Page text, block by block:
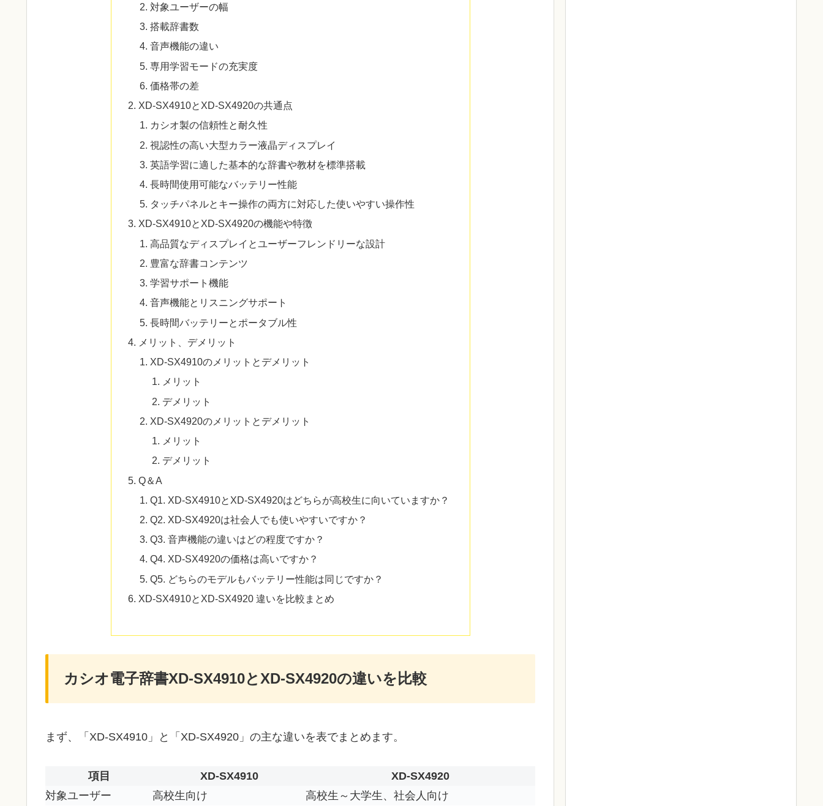
対象ユーザーの幅
搭載辞書数
音声機能の違い
専用学習モードの充実度
価格帯の差
XD-SX4910とXD-SX4920の共通点
カシオ製の信頼性と耐久性
視認性の高い大型カラー液晶ディスプレイ
英語学習に適した基本的な辞書や教材を標準搭載
長時間使用可能なバッテリー性能
タッチパネルとキー操作の両方に対応した使いやすい操作性
XD-SX4910とXD-SX4920の機能や特徴
高品質なディスプレイとユーザーフレンドリーな設計
豊富な辞書コンテンツ
学習サポート機能
音声機能とリスニングサポート
長時間バッテリーとポータブル性
メリット、デメリット
XD-SX4910のメリットとデメリット
メリット
デメリット
XD-SX4920のメリットとデメリット
メリット
デメリット
Q＆A
Q1. XD-SX4910とXD-SX4920はどちらが高校生に向いていますか？
Q2. XD-SX4920は社会人でも使いやすいですか？
Q3. 音声機能の違いはどの程度ですか？
Q4. XD-SX4920の価格は高いですか？
Q5. どちらのモデルもバッテリー性能は同じですか？
XD-SX4910とXD-SX4920 違いを比較まとめ
カシオ電子辞書XD-SX4910とXD-SX4920の違いを比較
まず、「XD-SX4910」と「XD-SX4920」の主な違いを表でまとめます。
項目 XD-SX4910
XD-SX4920
対象ユーザー
高校生向け 高校生～大学生、社会人向け